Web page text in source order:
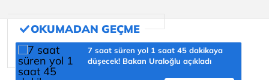
7 saat süren yol 1 saat 45 dakikaya
düşecek! Bakan Uraloğlu açıkladı